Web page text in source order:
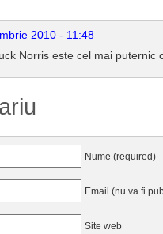
2010 - 11:48
Norris este cel mai puternic
Nume (required)
Email (nu va fi
Site web